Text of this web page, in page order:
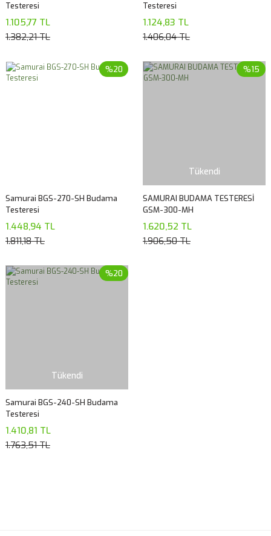
Testeresi
1.105,77 TL
1.382,21 TL
Testeresi
1.124,83 TL
1.406,04 TL
%20
Samurai BGS-270-SH Budama
Testeresi
1.448,94 TL
1.811,18 TL
%15
Tükendi
SAMURAI BUDAMA TESTERESİ
GSM-300-MH
1.620,52 TL
1.906,50 TL
%20
Tükendi
Samurai BGS-240-SH Budama
Testeresi
1.410,81 TL
1.763,51 TL